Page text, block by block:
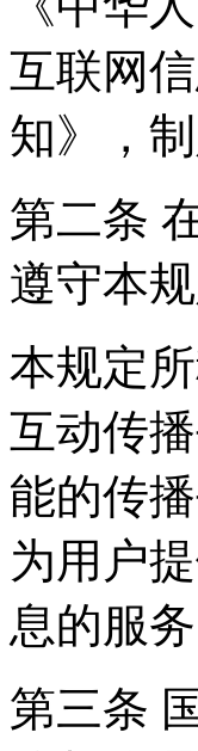
互联网
知》，
第二条
遵守本规
本规定
互动传
能的传
为用户
息的服务
第三条